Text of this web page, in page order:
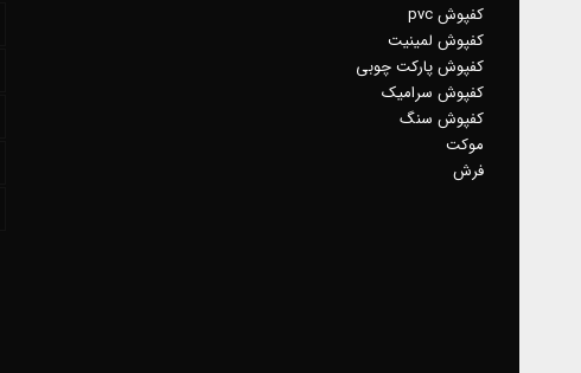
کفپوش pvc
کفپوش لمینیت
کفپوش پارکت چوبی
کفپوش سرامیک
کفپوش سنگ
موکت
فرش